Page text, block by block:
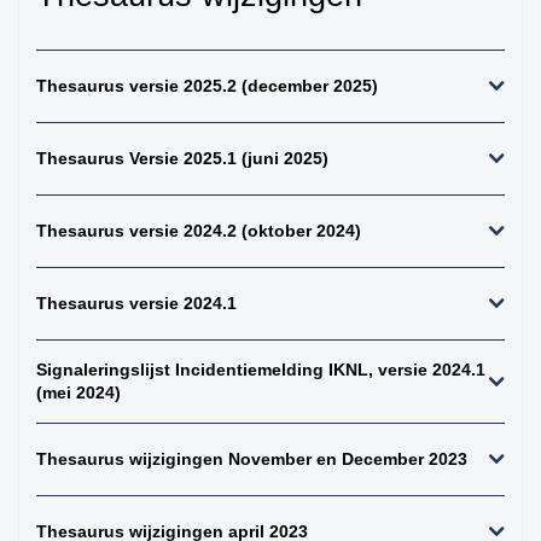
kiemcel-tumoren
34. weke delen totaal
(zonder bot en
kraakbeen)
bovenste extremiteit
36. beenderen
onderste extremiteit
39. alle
totaal (centraal +
Thesaurus versie 2025.2 (december 2025)
Thesaurus Versie 2025.1 (juni 2025)
Thesaurus versie 2024.2 (oktober 2024)
Thesaurus versie 2024.1
Signaleringslijst Incidentiemelding IKNL, versie 2024.1
(mei 2024)
Thesaurus wijzigingen November en December 2023
Thesaurus wijzigingen april 2023